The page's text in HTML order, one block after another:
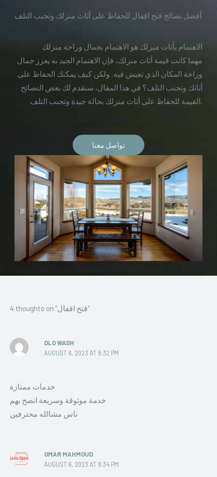
أفضل نصائح فتح اقفال للحفاظ على أثاث منزلك وتجنب التلف
الاهتمام بأثاث منزلك هو الاهتمام بجمال وراحة منزلك
مهما كانت قيمة أثاث منزلك، فإن الاهتمام الجيد به يعزز جمال
وراحة المكان الذي تعيش فيه. ولكن كيف يمكنك الحفاظ على
أثاثك وتجنب التلف؟ في هذا المقال، سنقدم لك بعض النصائح
القيمة للحفاظ على أثاث منزلك بحالة جيدة وتجنب التلف.
تواصل معنا
4 thoughts on “فتح اقفال”
DLO WASH
AUGUST 6, 2023 AT 8:32 PM
خدمات ممتازة
خدمة موثوقة وسريعة انصح بهم
ناس مشالله محترفين
OMAR MAHMOUD
AUGUST 6, 2023 AT 8:34 PM